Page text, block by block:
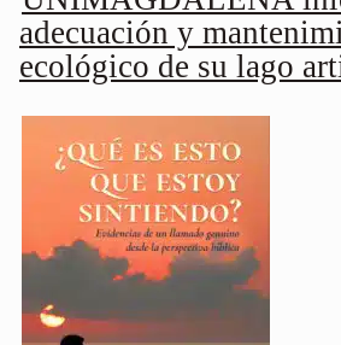
adecuación y
ecológico de su lago